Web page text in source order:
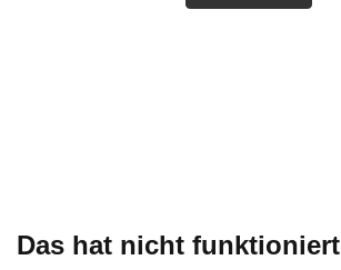
Das hat nicht funktioniert